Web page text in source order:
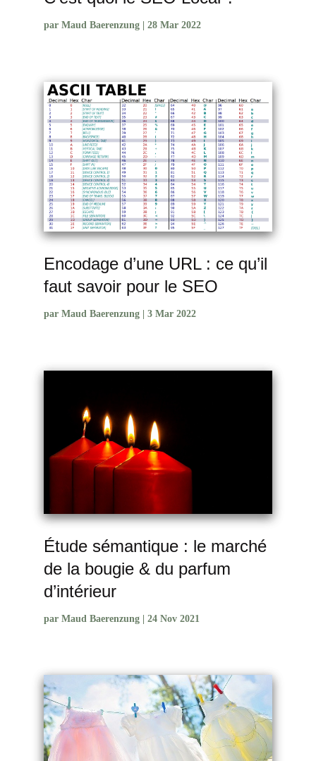
parMaud Baerenzung |28 Mar 2022
Encodage d’une URL : ce qu’il
faut savoir pour le SEO
parMaud Baerenzung |3 Mar 2022
Étude sémantique : le marché
de la bougie & du parfum
d’intérieur
parMaud Baerenzung |24 Nov 2021